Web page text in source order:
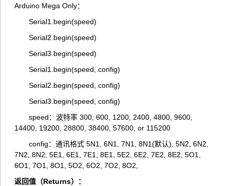
Arduino Mega Only：
Serial1.begin(speed)
Serial2.begin(speed)
Serial3.begin(speed)
Serial1.begin(speed, config)
Serial2.begin(speed, config)
Serial3.begin(speed, config)
speed：波特率 300, 600, 1200, 2400, 4800, 9600,
14400, 19200, 28800, 38400, 57600, or 115200
config：通讯格式 5N1, 6N1, 7N1, 8N1(默认), 5N2, 6N2,
7N2, 8N2, 5E1, 6E1, 7E1, 8E1, 5E2, 6E2, 7E2, 8E2, 5O1,
6O1, 7O1, 8O1, 5O2, 6O2, 7O2, 8O2,
返回值（Returns）：